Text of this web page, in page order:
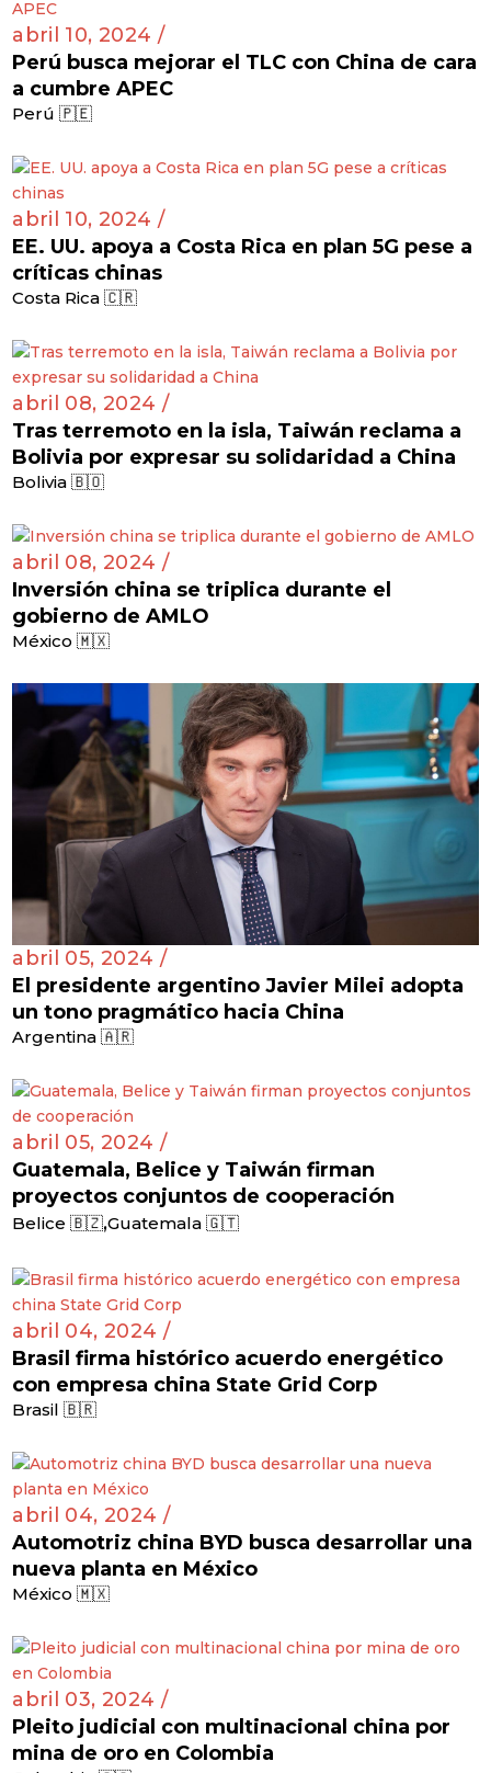
abril 10, 2024 /
Perú busca mejorar el TLC con China de cara
a cumbre APEC
Perú 🇵🇪
abril 10, 2024 /
EE. UU. apoya a Costa Rica en plan 5G pese a
críticas chinas
Costa Rica 🇨🇷
abril 08, 2024 /
Tras terremoto en la isla, Taiwán reclama a
Bolivia por expresar su solidaridad a China
Bolivia 🇧🇴
abril 08, 2024 /
Inversión china se triplica durante el
gobierno de AMLO
México 🇲🇽
abril 05, 2024 /
El presidente argentino Javier Milei adopta
un tono pragmático hacia China
Argentina 🇦🇷
abril 05, 2024 /
Guatemala, Belice y Taiwán firman
proyectos conjuntos de cooperación
Belice 🇧🇿,Guatemala 🇬🇹
abril 04, 2024 /
Brasil firma histórico acuerdo energético
con empresa china State Grid Corp
Brasil 🇧🇷
abril 04, 2024 /
Automotriz china BYD busca desarrollar una
nueva planta en México
México 🇲🇽
abril 03, 2024 /
Pleito judicial con multinacional china por
mina de oro en Colombia